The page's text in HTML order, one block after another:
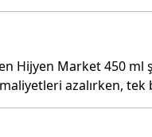
Hijyen Market 450
azalırken,